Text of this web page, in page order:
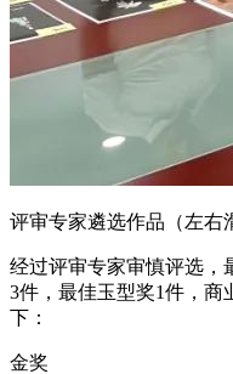
评审专家遴选作品（左右
经过评审专家审慎评选，
3件，最佳玉型奖1件，商
下：
金奖